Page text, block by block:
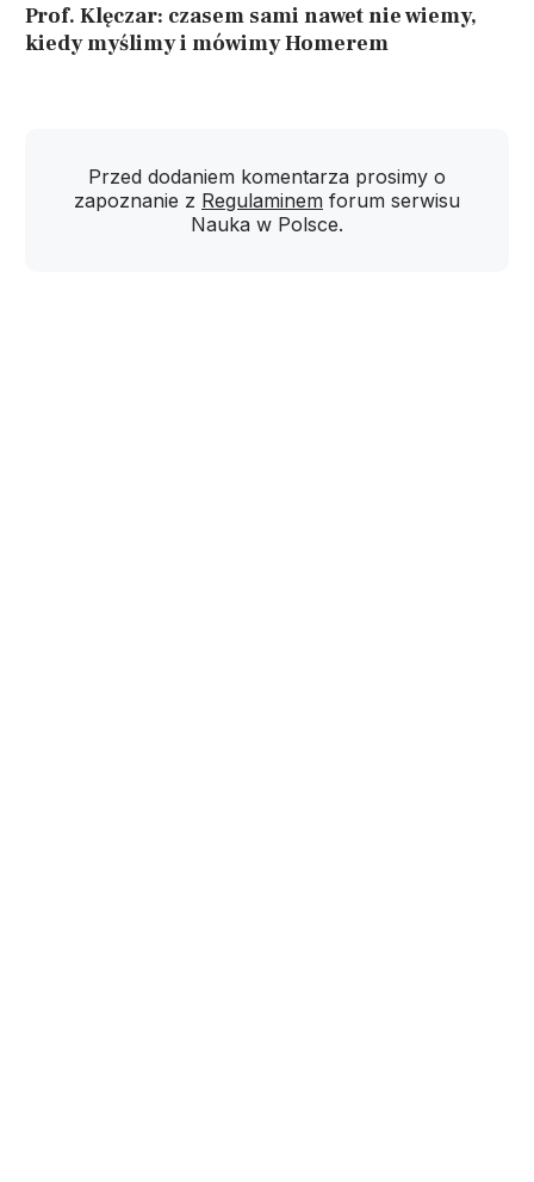
Prof. Klęczar: czasem sami nawet nie wiemy,
kiedy myślimy i mówimy Homerem
Przed dodaniem komentarza prosimy o
zapoznanie z Regulaminem forum serwisu
Nauka w Polsce.